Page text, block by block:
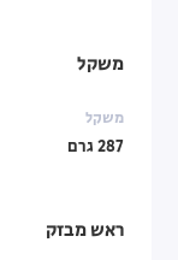
משקל
משקל
287 גרם
ראש מבזק